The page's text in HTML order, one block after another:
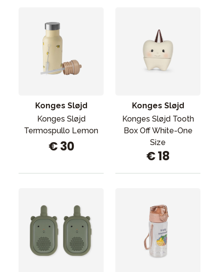
Konges Sløjd
Konges Sløjd
Termospullo Lemon
€ 30
Konges Sløjd
Konges Sløjd Tooth
Box Off White-One
Size
€ 18